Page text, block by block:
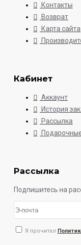
Контакты
Возврат
Карта сайта
Кабинет
Аккаунт
История
Рассылка
Рассылка
Подпишитесь на
Я прочитал